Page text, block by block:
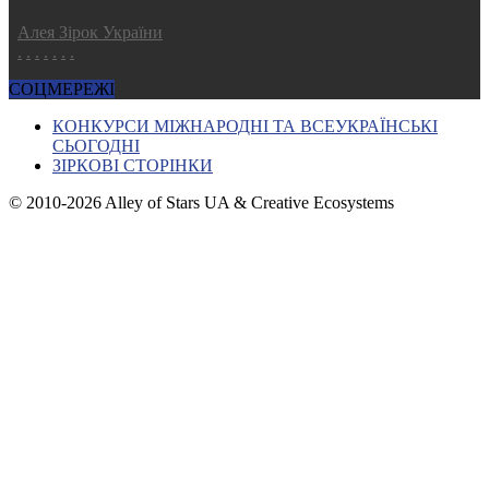
Алея Зірок України
. . . . . . .
СОЦМЕРЕЖІ
КОНКУРСИ МІЖНАРОДНІ ТА ВСЕУКРАЇНСЬКІ
СЬОГОДНІ
ЗІРКОВІ СТОРІНКИ
© 2010-2026 Alley of Stars UA & Creative Ecosystems